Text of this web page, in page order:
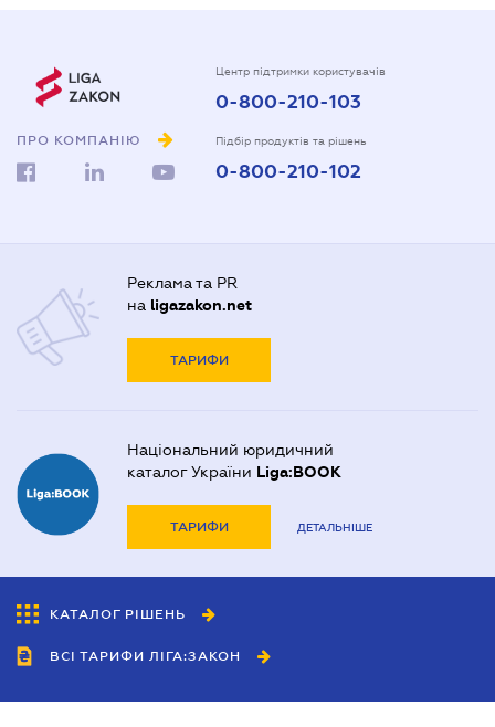
ПРО КОМПАНІЮ
Центр підтримки користувачів
0-800-210-103
Підбір продуктів та рішень
0-800-210-102
Реклама та PR
на ligazakon.net
ТАРИФИ
Національний юридичний
каталог України Liga:BOOK
ТАРИФИ ДЕТАЛЬНІШЕ
КАТАЛОГ РІШЕНЬ
ВСІ ТАРИФИ ЛІГА:ЗАКОН